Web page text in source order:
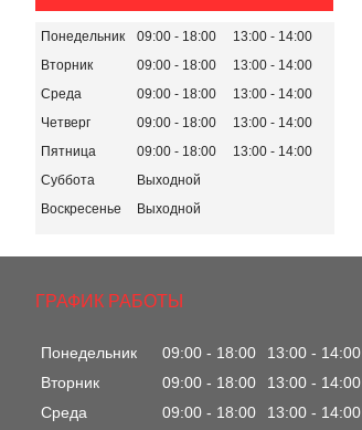
Понедельник 09:00 18:00 13:00
14:00
Вторник
09:00 18:00 13:00
14:00
Среда
09:00 18:00 13:00
14:00
Четверг
09:00 18:00 13:00
14:00
Пятница
09:00 18:00 13:00
14:00
Суббота
Выходной
Воскресенье
Выходной
ГРАФИК РАБОТЫ
Понедельник 09:00 18:00 13:00
14:00
Вторник
09:00 18:00 13:00
14:00
Среда
09:00 18:00 13:00 14:00